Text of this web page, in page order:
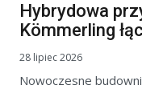
Hybrydowa
Kömmerling
28 lipiec 2026
Nowoczesne